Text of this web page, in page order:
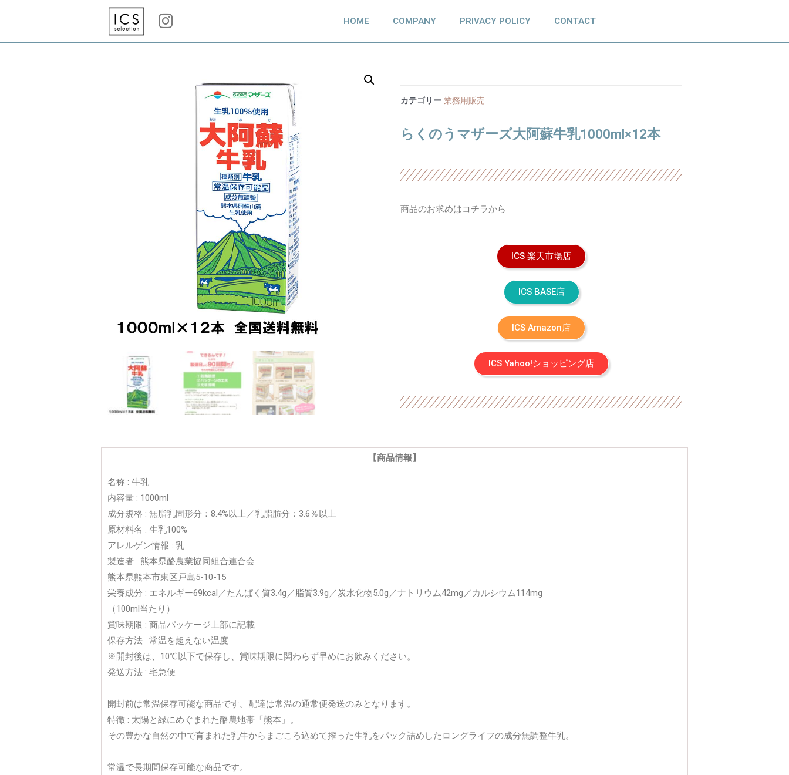
HOME COMPANY PRIVACY POLICY CONTACT
カテゴリー 業務用販売
らくのうマザーズ大阿蘇牛乳1000ml×12本
商品のお求めはコチラから
ICS 楽天市場店
ICS BASE店
ICS Amazon店
ICS Yahoo!ショッピング店
【商品情報】
名称 : 牛乳
内容量 : 1000ml
成分規格 : 無脂乳固形分：8.4%以上／乳脂肪分：3.6％以上
原材料名 : 生乳100%
アレルゲン情報 : 乳
製造者 : 熊本県酪農業協同組合連合会
熊本県熊本市東区戸島5-10-15
栄養成分 : エネルギー69kcal／たんぱく質3.4g／脂質3.9g／炭水化物5.0g／ナトリウム42mg／カルシウム114mg
（100ml当たり）
賞味期限 : 商品パッケージ上部に記載
保存方法 : 常温を超えない温度
※開封後は、10℃以下で保存し、賞味期限に関わらず早めにお飲みください。
発送方法 : 宅急便
開封前は常温保存可能な商品です。配達は常温の通常便発送のみとなります。
特徴 : 太陽と緑にめぐまれた酪農地帯「熊本」。
その豊かな自然の中で育まれた乳牛からまごころ込めて搾った生乳をパック詰めしたロングライフの成分無調整牛乳。
常温で長期間保存可能な商品です。